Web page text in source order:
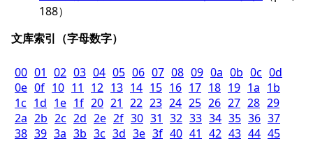
188）
文库索引（字母数字）
00 01 02 03 04 05 06 07 08 09 0a 0b 0c 0d
0e 0f 10 11 12 13 14 15 16 17 18 19 1a 1b
1c 1d 1e 1f 20 21 22 23 24 25 26 27 28 29
2a 2b 2c 2d 2e 2f 30 31 32 33 34 35 36 37
38 39 3a 3b 3c 3d 3e 3f 40 41 42 43 44 45